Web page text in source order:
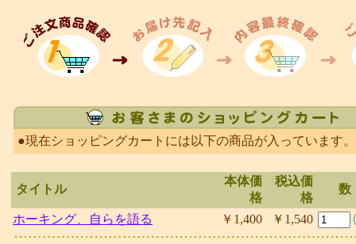
●現在ショッピングカートには以下の商品が入っています。
タイトル
本体価
格
税込価
格
ホーキング、自らを語る ￥1,400 ￥1,540